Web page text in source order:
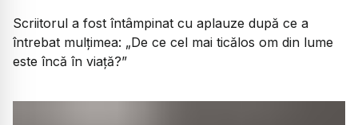
Scriitorul a fost întâmpinat cu aplauze după ce a
întrebat mulțimea: „De ce cel mai ticălos om din lume
este încă în viață?”